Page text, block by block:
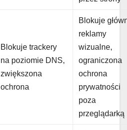
Blokuje trackery
na poziomie DNS,
zwiększona
ochrona
Blokuje
reklamy
wizualne,
ograniczona
ochrona
prywatności
poza
przeglądarką